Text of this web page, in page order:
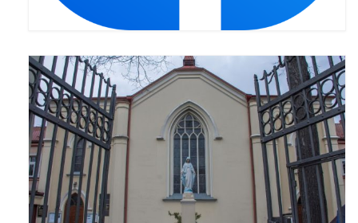
Standardy ochrony małoletnich